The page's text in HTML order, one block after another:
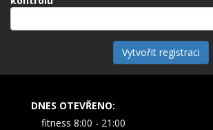
Vytvořit registraci
DNES OTEVŘENO:
fitness 8:00 - 21:00